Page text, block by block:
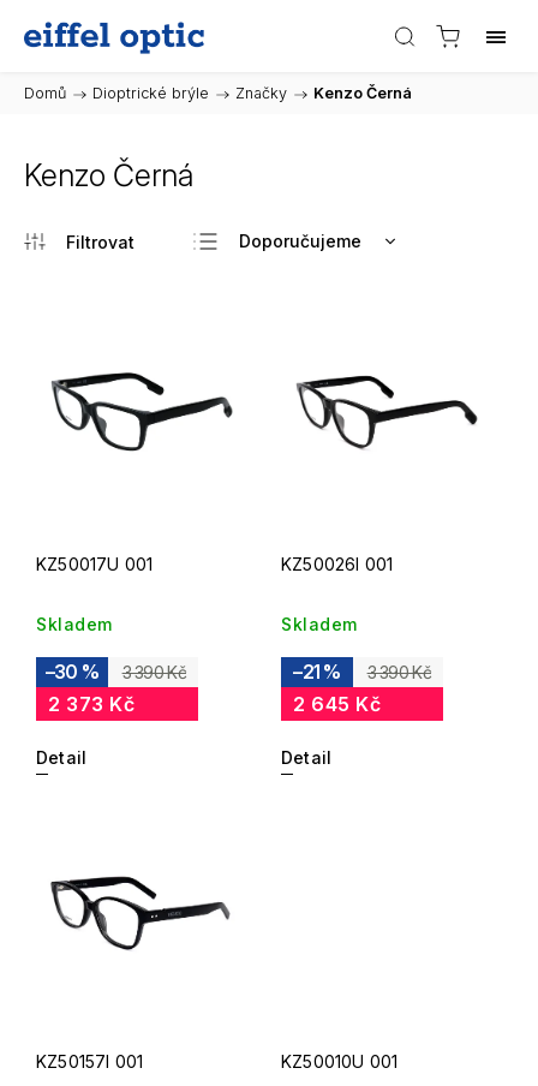
Domů / Dioptrické brýle / Značky / Kenzo Černá
Kenzo Černá
Doporučujeme
Abecedně
KZ50017U 001
Skladem
3 390 Kč
–30 %
2 373 Kč
Detail
KZ50026I 001
Skladem
3 390 Kč
–21 %
2 645 Kč
Detail
KZ50157I 001 KZ50010U 001